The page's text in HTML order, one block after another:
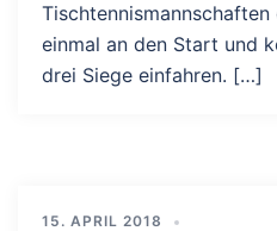
Tischtennismannschaften
einmal an den Start und
drei Siege einfahren. […]
15. APRIL 2018